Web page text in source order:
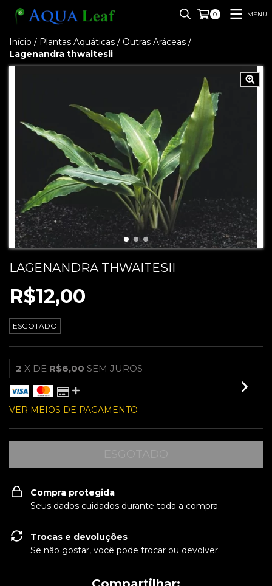
0 MENU
Início / Plantas Aquáticas / Outras Aráceas /
Lagenandra thwaitesii
LAGENANDRA THWAITESII
R$12,00
ESGOTADO
2 X DE R$6,00 SEM JUROS
VER MEIOS DE PAGAMENTO
Compra protegida
Seus dados cuidados durante toda a compra.
Trocas e devoluções
Se não gostar, você pode trocar ou devolver.